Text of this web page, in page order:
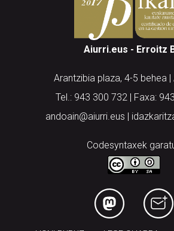
Aiurri.eus - Erroitz
Arantzibia plaza, 4-5 behea |
Tel.: 943 300 732 | Faxa:
andoain@aiurri.eus |
Codesyntaxek